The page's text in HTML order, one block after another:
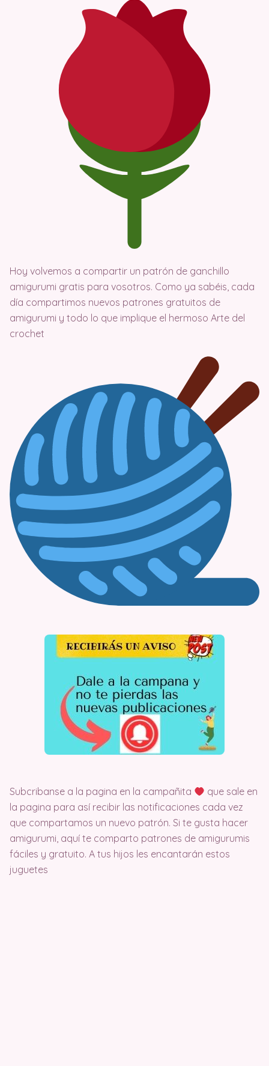
Hoy volvemos a compartir un patrón de ganchillo
amigurumi gratis para vosotros. Como ya sabéis, cada
día compartimos nuevos patrones gratuitos de
amigurumi y todo lo que implique el hermoso Arte del
crochet
Subcribanse a la pagina en la campañita
que sale en
la pagina para así recibir las notificaciones cada vez
que compartamos un nuevo patrón. Si te gusta hacer
amigurumi, aquí te comparto patrones de amigurumis
fáciles y gratuito. A tus hijos les encantarán estos
juguetes